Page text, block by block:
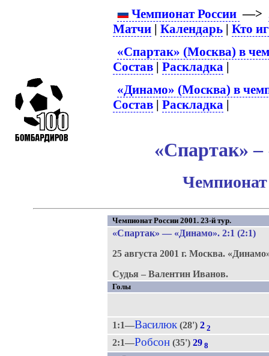
Чемпионат России —>
Матчи |Календарь |Кто
«Спартак» (Москва) в
Состав |Раскладка |
«Динамо» (Москва) в
Состав |Раскладка |
«Спартак»
Чемпионат
Чемпионат России 2001. 23-й тур.
«Спартак» — «Динамо». 2:1 (2:1)
25 августа 2001 г. Москва.
Судья – Валентин Иванов.
Голы
1:1—Василюк(28') 2 2
2:1—Робсон(35') 29 8